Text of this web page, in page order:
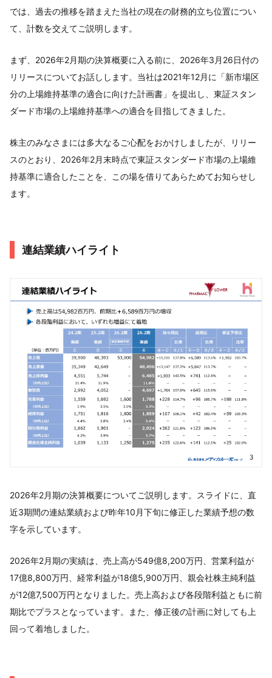
では、過去の推移を踏まえた当社の現在の財務的立ち位置につい
て、計数を交えてご説明します。
まず、2026年2月期の決算概要に入る前に、2026年3月26日付の
リリースについてお話しします。当社は2021年12月に「新市場区
分の上場維持基準の適合に向けた計画書」を提出し、東証スタン
ダード市場の上場維持基準への適合を目指してきました。
株主のみなさまには多大なるご心配をおかけしましたが、リリー
スのとおり、2026年2月末時点で東証スタンダード市場の上場維
持基準に適合したことを、この場を借りてあらためてお知らせし
ます。
連結業績ハイライト
2026年2月期の決算概要についてご説明します。スライドに、直
近3期間の連結業績および昨年10月下旬に修正した業績予想の数
字を示しています。
2026年2月期の実績は、売上高が549億8,200万円、営業利益が
17億8,800万円、経常利益が18億5,900万円、親会社株主純利益
が12億7,500万円となりました。売上高および各段階利益ともに前
期比でプラスとなっています。また、修正後の計画に対しても上
回って着地しました。